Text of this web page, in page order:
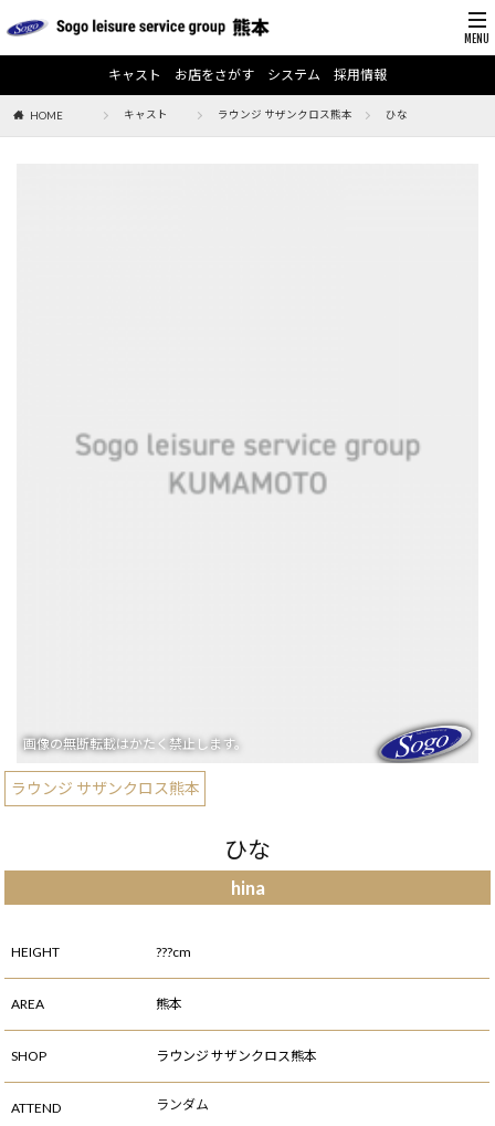
キャスト お店をさがす システム 採用情報
HOME キャスト ラウンジ サザンクロス熊本 ひな
ラウンジ サザンクロス熊本
ひな
hina
HEIGHT ???cm
AREA 熊本
SHOP ラウンジ サザンクロス熊本
ATTEND ランダム